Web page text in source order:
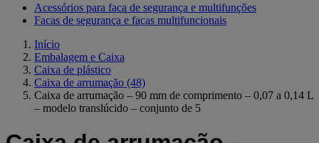
Acessórios para faca de segurança e multifunções
Facas de segurança e facas multifuncionais
Início
Embalagem e Caixa
Caixa de plástico
Caixa de arrumação (48)
Caixa de arrumação – 90 mm de comprimento – 0,07 a 0,14 L
– modelo translúcido – conjunto de 5